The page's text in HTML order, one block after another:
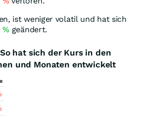
ist weniger volatil und hat sich
% geändert.
hat sich der Kurs in den
und Monaten entwickelt